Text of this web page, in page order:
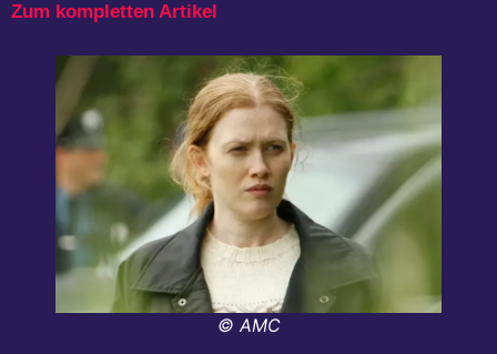
Zum kompletten Artikel
© AMC